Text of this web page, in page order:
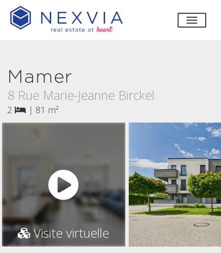
Mamer
8 Rue Marie-Jeanne Birckel
2 | 81 m²
Visite virtuelle